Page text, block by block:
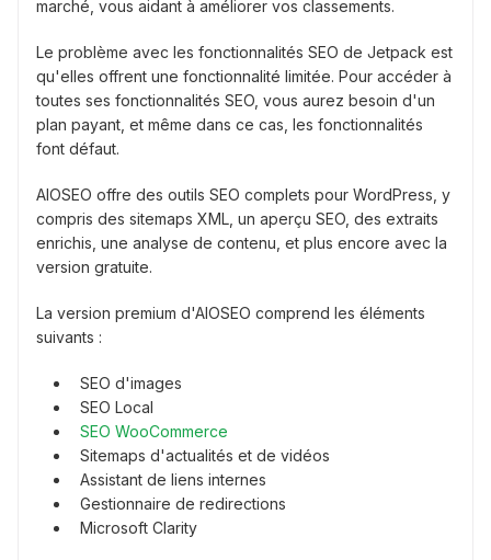
marché, vous aidant à améliorer vos classements.
Le problème avec les fonctionnalités SEO de Jetpack est
qu'elles offrent une fonctionnalité limitée. Pour accéder à
toutes ses fonctionnalités SEO, vous aurez besoin d'un
plan payant, et même dans ce cas, les fonctionnalités
font défaut.
AIOSEO offre des outils SEO complets pour WordPress, y
compris des sitemaps XML, un aperçu SEO, des extraits
enrichis, une analyse de contenu, et plus encore avec la
version gratuite.
La version premium d'AIOSEO comprend les éléments
suivants :
SEO d'images
SEO Local
SEO WooCommerce
Sitemaps d'actualités et de vidéos
Assistant de liens internes
Gestionnaire de redirections
Microsoft Clarity